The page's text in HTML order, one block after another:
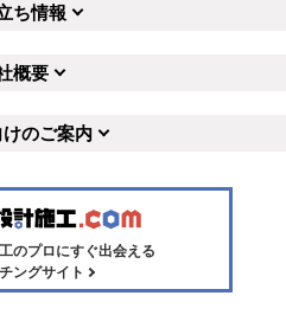
ち情報
概要
のご案内
のプロにすぐ出会える
ングサイト